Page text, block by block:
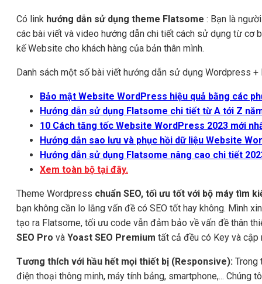
Có link hướng dẫn sử dụng theme Flatsome : Bạn là
các bài viết và video hướng dẫn chi tiết cách sử dụng từ cơ
kế Website cho khách hàng của bản thân mình.
Danh sách một số bài viết hướng dẫn sử dụng Wordpress
Bảo mật Website WordPress hiệu quả bằng các
Hướng dẫn sử dụng Flatsome chi tiết từ A tới Z
10 Cách tăng tốc Website WordPress 2023 mới
Hướng dẫn sao lưu và phục hồi dữ liệu Website
Hướng dẫn sử dụng Flatsome nâng cao chi tiết
Xem toàn bộ tại đây.
Theme Wordpress chuẩn SEO, tối ưu tốt với bộ máy tìm
bạn không cần lo lắng vấn đề có SEO tốt hay không. Mình
tạo ra Flatsome, tối ưu code vẫn đảm bảo về vấn đề thân
SEO Pro và Yoast SEO Premium tất cả đều có Key và cập
Tương thích với hầu hết mọi thiết bị (Responsive): Trong
điện thoại thông minh, máy tính bảng, smartphone,... Chúng